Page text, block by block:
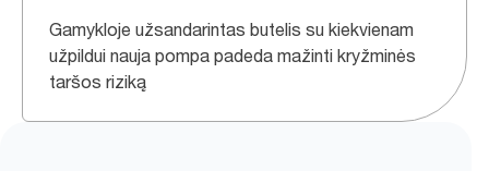
Gamykloje užsandarintas butelis su kiekvienam
užpildui nauja pompa padeda mažinti kryžminės
taršos riziką